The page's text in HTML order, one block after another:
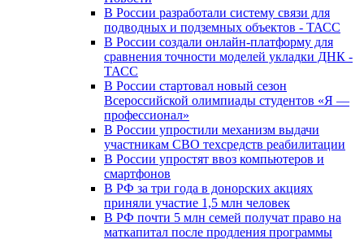
В России разработали систему связи для
подводных и подземных объектов - ТАСС
В России создали онлайн-платформу для
сравнения точности моделей укладки ДНК -
ТАСС
В России стартовал новый сезон
Всероссийской олимпиады студентов «Я —
профессионал»
В России упростили механизм выдачи
участникам СВО техсредств реабилитации
В России упростят ввоз компьютеров и
смартфонов
В РФ за три года в донорских акциях
приняли участие 1,5 млн человек
В РФ почти 5 млн семей получат право на
маткапитал после продления программы